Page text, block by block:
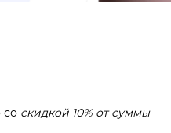
со скидкой 10% от суммы